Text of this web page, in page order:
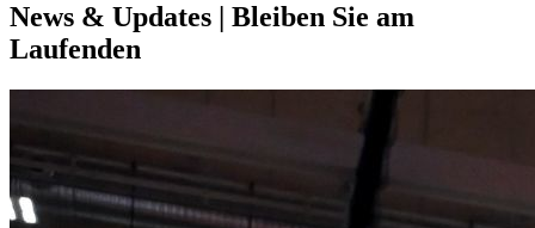
News & Updates | Bleiben Sie am
Laufenden